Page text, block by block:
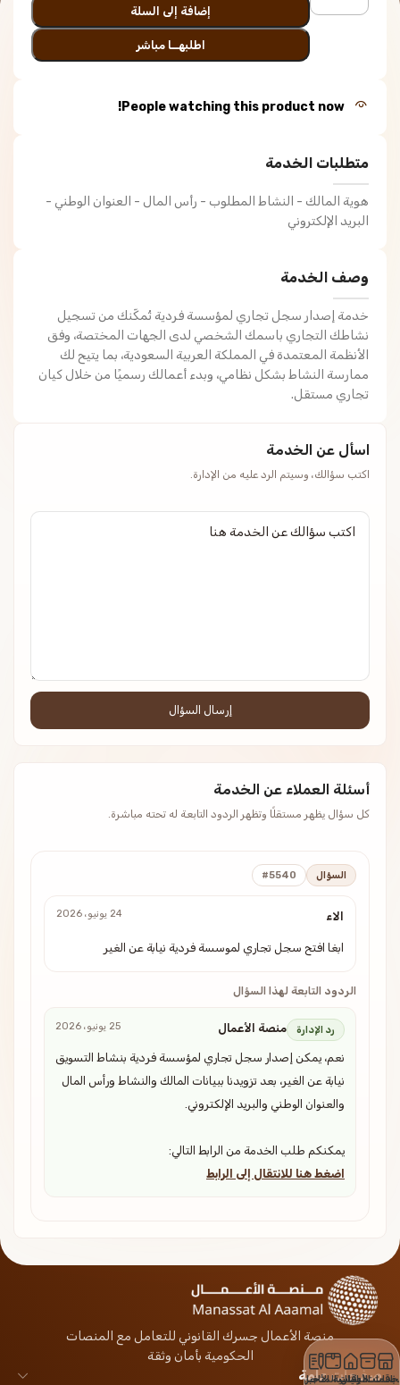
إضافة إلى السلة
اطلبهــا مباشر
People watching this product now!
متطلبات الخدمة
هوية المالك - النشاط المطلوب - رأس المال - العنوان الوطني -
البريد الإلكتروني
وصف الخدمة
خدمة إصدار سجل تجاري لمؤسسة فردية تُمكّنك من تسجيل
نشاطك التجاري باسمك الشخصي لدى الجهات المختصة، وفق
الأنظمة المعتمدة في المملكة العربية السعودية، بما يتيح لك
ممارسة النشاط بشكل نظامي، وبدء أعمالك رسميًا من خلال كيان
تجاري مستقل.
اسأل عن الخدمة
اكتب سؤالك، وسيتم الرد عليه من الإدارة.
إرسال السؤال
أسئلة العملاء عن الخدمة
كل سؤال يظهر مستقلًا وتظهر الردود التابعة له تحته مباشرة.
السؤال #5540
الاء 24 يونيو، 2026
ابغا افتح سجل تجاري لموسسة فردية نيابة عن الغير
الردود التابعة لهذا السؤال
رد الإدارة منصة الأعمال 25 يونيو، 2026
نعم، يمكن إصدار سجل تجاري لمؤسسة فردية بنشاط التسويق
نيابة عن الغير، بعد تزويدنا ببيانات المالك والنشاط ورأس المال
والعنوان الوطني والبريد الإلكتروني.
يمكنكم طلب الخدمة من الرابط التالي:
اضغط هنا للانتقال إلى الرابط
منصة الأعمال جسرك القانوني للتعامل مع المنصات
الحكومية بأمان وثقة
صفحات عامة
باقات الأعمال
الرئيسية
باقات المتاجر
الأخبار